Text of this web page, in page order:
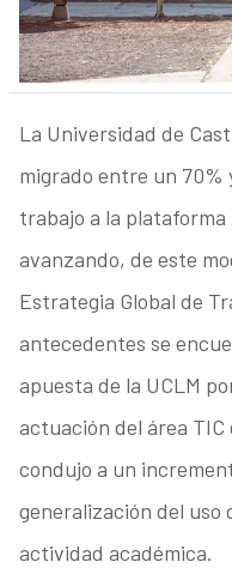
La Universidad de
migrado entre un 70%
trabajo a la
avanzando, de este
Estrategia Global de
antecedentes se
apuesta de la UCLM
actuación del área
condujo a un
generalización del uso
actividad académica.